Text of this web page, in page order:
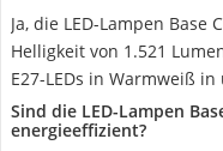
Ja, die LED-Lampen Base
Helligkeit von 1.521
E27-LEDs in Warmweiß
Sind die LED-Lampen
energieeffizient?